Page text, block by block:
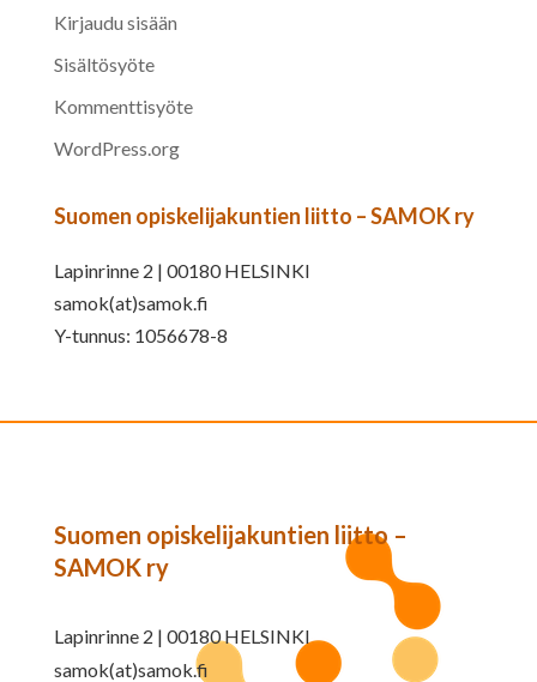
Kirjaudu sisään
Sisältösyöte
Kommenttisyöte
WordPress.org
Suomen opiskelijakuntien liitto – SAMOK ry
Lapinrinne 2 | 00180 HELSINKI
samok(at)samok.fi
Y-tunnus: 1056678-8
Suomen opiskelijakuntien liitto –
SAMOK ry
Lapinrinne 2 | 00180 HELSINKI
samok(at)samok.fi